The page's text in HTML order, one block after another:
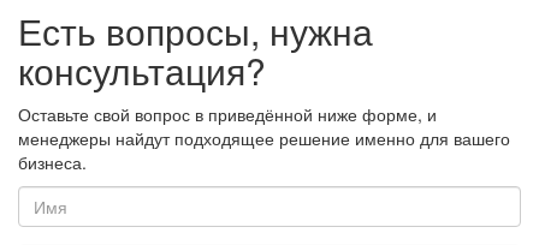
Есть вопросы, нужна
консультация?
Оставьте свой вопрос в приведённой ниже форме, и
менеджеры найдут подходящее решение именно для вашего
бизнеса.